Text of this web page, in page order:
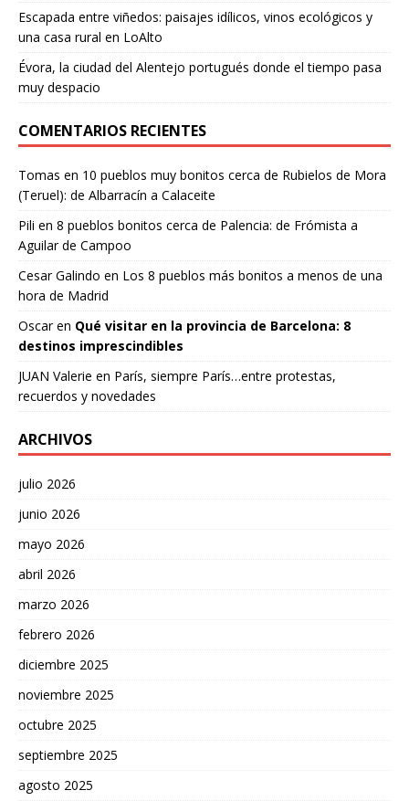
Escapada entre viñedos: paisajes idílicos, vinos ecológicos y
una casa rural en LoAlto
Évora, la ciudad del Alentejo portugués donde el tiempo pasa
muy despacio
COMENTARIOS RECIENTES
Tomas en 10 pueblos muy bonitos cerca de Rubielos de Mora
(Teruel): de Albarracín a Calaceite
Pili en 8 pueblos bonitos cerca de Palencia: de Frómista a
Aguilar de Campoo
Cesar Galindo en Los 8 pueblos más bonitos a menos de una
hora de Madrid
Oscaren Qué visitar en la provincia de Barcelona: 8
destinos imprescindibles
JUAN Valerie en París, siempre París…entre protestas,
recuerdos y novedades
ARCHIVOS
julio 2026
junio 2026
mayo 2026
abril 2026
marzo 2026
febrero 2026
diciembre 2025
noviembre 2025
octubre 2025
septiembre 2025
agosto 2025